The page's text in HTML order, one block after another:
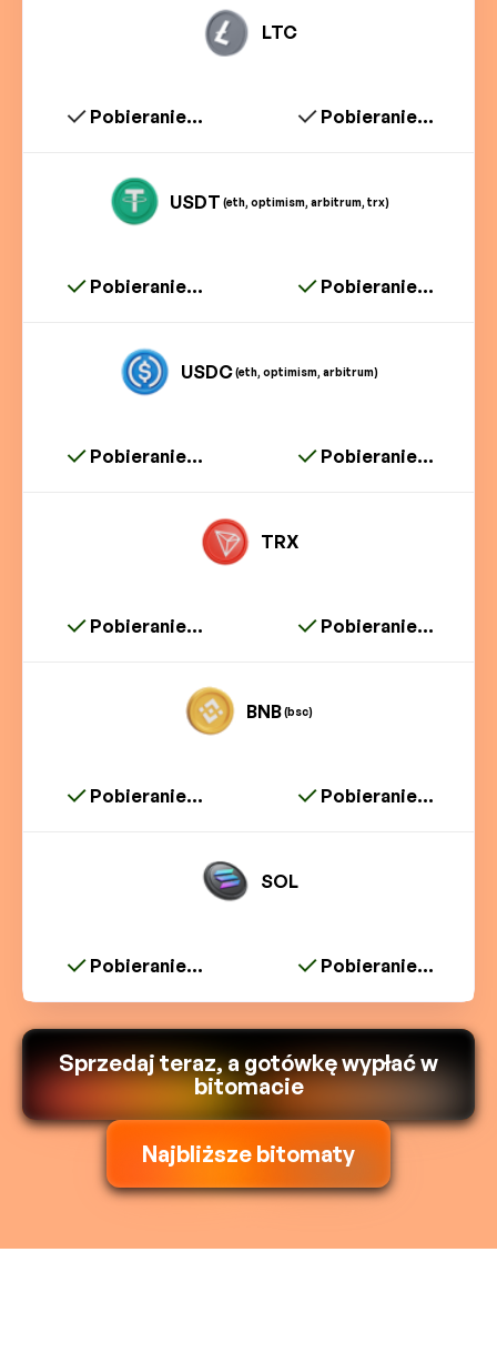
LTC
Pobieranie... Pobieranie...
USDT (eth, optimism, arbitrum, trx)
Pobieranie... Pobieranie...
USDC(eth, optimism, arbitrum)
Pobieranie... Pobieranie...
TRX
Pobieranie... Pobieranie...
BNB(bsc)
Pobieranie... Pobieranie...
SOL
Pobieranie... Pobieranie...
Sprzedaj teraz, a gotówkę wypłać w
bitomacie
Najbliższe bitomaty